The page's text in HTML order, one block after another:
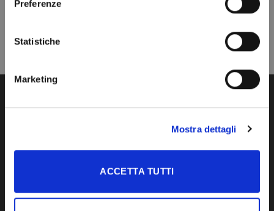
Preferenze
Statistiche
Marketing
Mostra dettagli
ACCETTA TUTTI
Via Dante Alighieri, 24
(Venezia) Italia